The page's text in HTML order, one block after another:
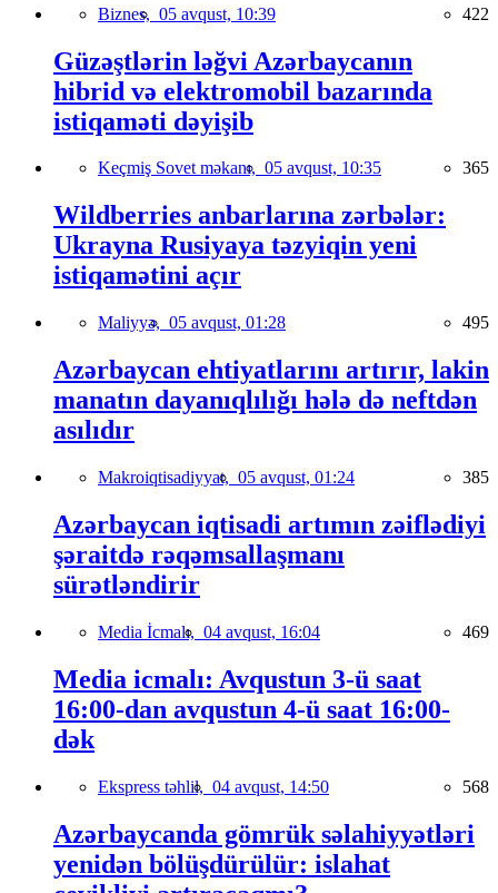
Biznes, 05 avqust, 10:39 422
Güzəştlərin ləğvi Azərbaycanın
hibrid və elektromobil bazarında
istiqaməti dəyişib
Keçmiş Sovet məkanı, 05 avqust, 10:35 365
Wildberries anbarlarına zərbələr:
Ukrayna Rusiyaya təzyiqin yeni
istiqamətini açır
Maliyyə, 05 avqust, 01:28 495
Azərbaycan ehtiyatlarını artırır, lakin
manatın dayanıqlılığı hələ də neftdən
asılıdır
Makroiqtisadiyyat, 05 avqust, 01:24 385
Azərbaycan iqtisadi artımın zəiflədiyi
şəraitdə rəqəmsallaşmanı
sürətləndirir
Media İcmalı, 04 avqust, 16:04 469
Media icmalı: Avqustun 3-ü saat
16:00-dan avqustun 4-ü saat 16:00-
dək
Ekspress təhlil, 04 avqust, 14:50 568
Azərbaycanda gömrük səlahiyyətləri
yenidən bölüşdürülür: islahat